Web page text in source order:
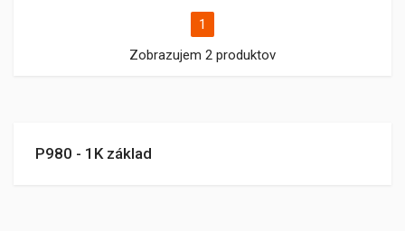
P980 - 1K základ
1
Zobrazujem 2 produktov